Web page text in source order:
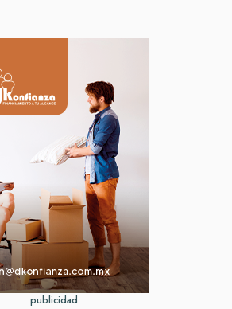
publicidad